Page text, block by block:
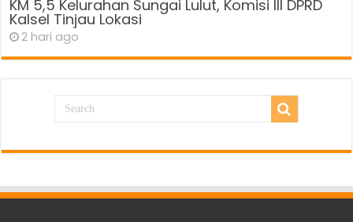
KM 5,5 Kelurahan Sungai Lulut, Komisi III DPRD
Kalsel Tinjau Lokasi
2 hari ago